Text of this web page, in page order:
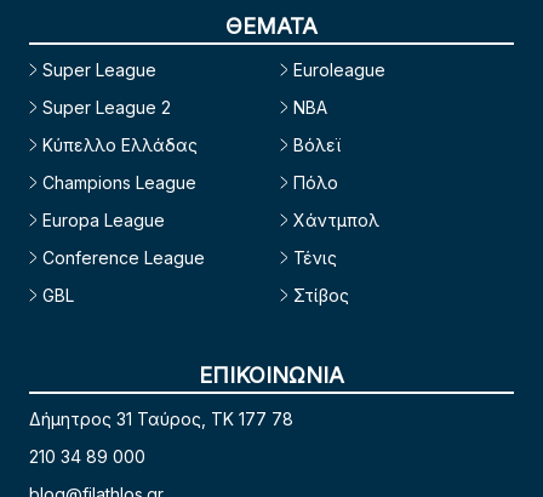
ΘΕΜΑΤΑ
Super League
Super League 2
Κύπελλο Ελλάδας
Champions League
Europa League
Conference League
GBL
Euroleague
NBA
Βόλεϊ
Πόλο
Χάντμπολ
Τένις
Στίβος
ΕΠΙΚΟΙΝΩΝΙΑ
Δήμητρος 31 Ταύρος, TK 177 78
210 34 89 000